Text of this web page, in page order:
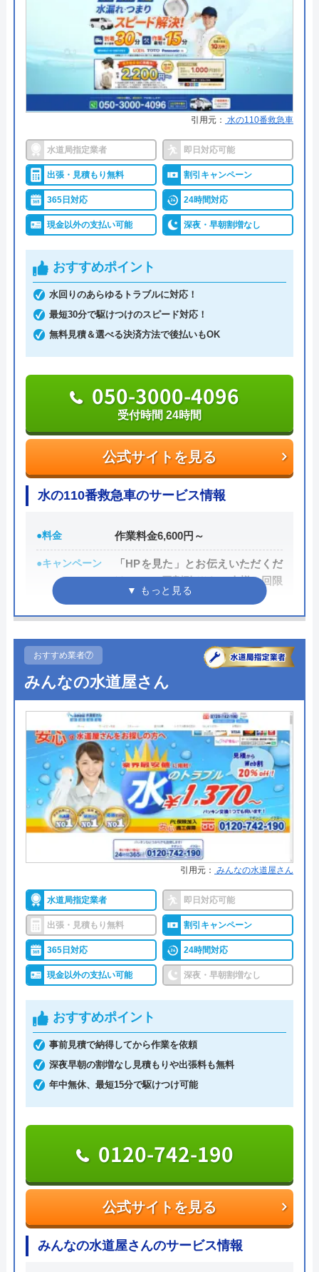
今田健治
創業・設立 1991年6月21日創業
〒222-0033
横浜市港北区新横浜3-1-9 アリーナタ
ワー13階
対応エリア
クラシアンのクチコミ on
3.9（ 件のクチコミ）
REO
2 か月前
新築ですが、トイレが詰まり、厚木営業所の
方に来ていただきました。｢家中の配管の高
圧洗浄が必要｣と言われましたが、高額で出
せませんでした。仕方なく自分でスッポンを
使い、つまりを除去しました。高圧洗浄が本
当に必要だったのかは、よく分かりませんで
した。
Googleクチコミを見る
東日本ユニットサービス株式会社は福島県にてサー
ビスを提供しており、福島市の指定給水装置工事事
業者にも鳴っている水道業者です。つまりや水漏れ
全般の修理に対応しており、その他にも高圧洗浄や
排水管のカメラ調査、グリーストラップの清掃な
ど、多岐にわたる排水トラブルに対応しているた
め、その技術力には信頼できるものがありますが、
福島県の中でも県北地区の方にしか対応していませ
んので、その点は注意が必要です。
公式サイトを見る
0120-204920
2.2（5件のクチコミ）
※クチコミの内容について
2 か月前
3917の軽バン相馬までの無料高速一車線で
わざと65キロ〜70キロで走行。二車線にな
ると90キロ…アフォに運転させるな。
Googleクチコミを見る
引用元： 水の110番救急車
水道局指定業者 即日対応可能
出張・見積もり無料 割引キャンペーン
365日対応 24時間対応
現金以外の支払い可能 深夜・早朝割増なし
おすすめポイント
水回りのあらゆるトラブルに対応！
最短30分で駆けつけのスピード対応！
無料見積＆選べる決済方法で後払いもOK
公式サイトを見る
050-3000-4096
受付時間 24時間
水の110番救急車のサービス情報
●料金 作業料金6,600円～
●キャンペーン
「HPを見た」とお伝えいただくだ
けで1,000円割引 ※お一人様一回限
●受付時間
●定休日 年中無休
●出張見積もり 無料見積り
●支払い方法
カード支払い、コンビニ、銀行支
払、後払い
●累計実績
問い合わせ数10万件以上（2021年5
月累計）
●保証・保険
取り付け器具には1～5年間のメー
カー保証 ※消耗品など一部サービ
スを除く。
詳細は公式HPでご確認ください
水の110番救急車がおすすめの理由
「水の110番救急車」は株式会社RSが運営する水ま
わりの緊急対応サービスです。トイレ、お風呂、キ
ッチンなどの蛇口や排水溝・排水口・排水管つまり
や水漏れ修理に対応。受付時間は7:00～22:00です。
365日年中無休で営業しているので、週末や祝日で
も依頼が可能です。電話を掛けると、受付から最短
30分で駆けつけてくれます。排水管のつまり、あふ
「WEBを見た」と伝えれば、料金から1,000円割引
に。例えば排水管の修理見積は0円。排水管修理費
用は2,200円～。業界最安値に挑戦しているので、良
心的な価格です。
急なトラブルで持ち合わせがないという場合でも、
おすすめ業者⑦
みんなの水道屋さん
引用元： みんなの水道屋さん
水道局指定業者 即日対応可能
出張・見積もり無料 割引キャンペーン
365日対応 24時間対応
現金以外の支払い可能 深夜・早朝割増なし
おすすめポイント
事前見積で納得してから作業を依頼
深夜早朝の割増なし見積もりや出張料も無料
年中無休、最短15分で駆けつけ可能
公式サイトを見る
0120-742-190
みんなの水道屋さんのサービス情報